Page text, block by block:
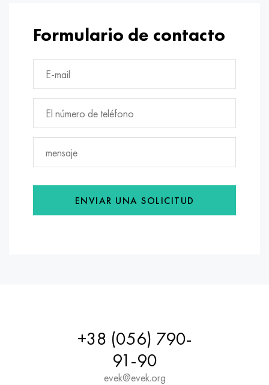
Formulario de contacto
ENVIAR UNA SOLICITUD
+38 (056) 790-
91-90
evek@evek.org